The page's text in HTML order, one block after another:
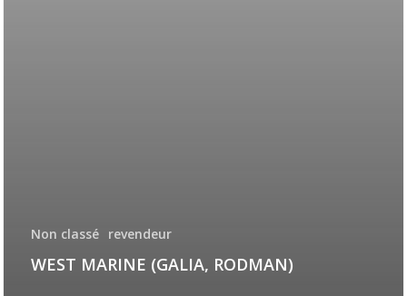
Non classé revendeur
WEST MARINE (GALIA, RODMAN)